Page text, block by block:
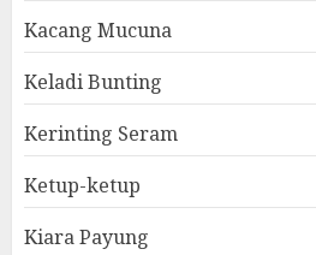
Kacang Mucuna
Keladi Bunting
Kerinting Seram
Ketup-ketup
Kiara Payung